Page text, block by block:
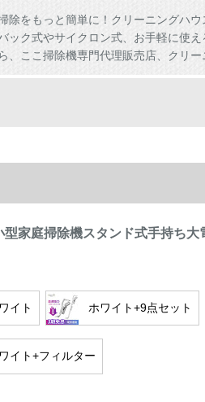
除をもっと簡単に！クリーニングハ
ック式やサイクロン式、お手軽に使
、ここ掃除機専門代理販売店、クリー
型家庭掃除機スタンド式手持ち大
イト ホワイト+9点セット
イト+フィルター